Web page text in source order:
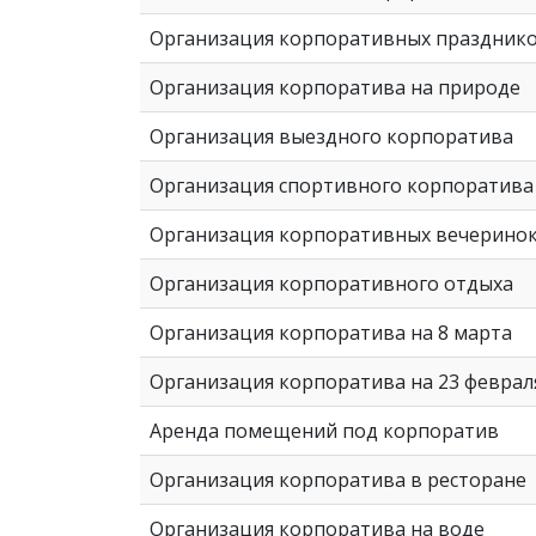
Организация корпоративных
Организация корпоратива на природе
Организация выездного корпоратива
Организация спортивного корпоратива
Организация корпоративных
Организация корпоративного отдыха
Организация корпоратива на 8 марта
Организация корпоратива на 23
Аренда помещений под корпоратив
Организация корпоратива в ресторане
Организация корпоратива на воде